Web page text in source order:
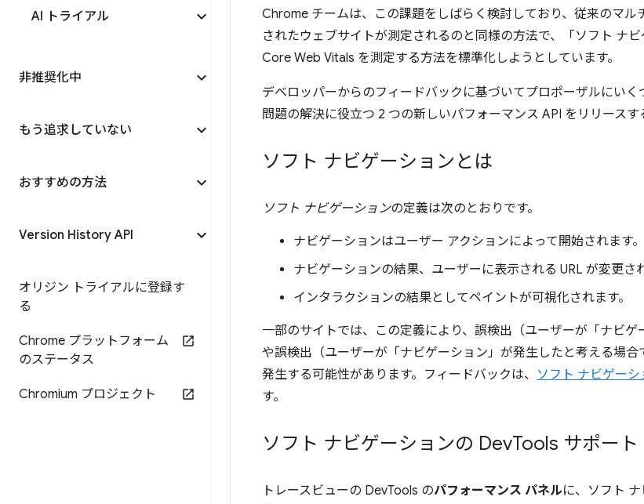
AI トライアル
非推奨化中
もう追求していない
おすすめの方法
Version History API
オリジン トライアルに登録す
る
Chrome プラットフォーム
のステータス
Chromium プロジェクト
Chrome チームは、この課題をしばらく検討しており、従来のマル
されたウェブサイトが測定されるのと同様の方法で、「ソフト ナ
Core Web Vitals を測定する方法を標準化しようとしています。
デベロッパーからのフィードバックに基づいてプロポーザルにい
問題の解決に役立つ 2 つの新しいパフォーマンス API をリリースす
ソフト ナビゲーションとは
ソフト ナビゲーションの定義は次のとおりです。
ナビゲーションはユーザー アクションによって開始されます。
ナビゲーションの結果、ユーザーに表示される URL が変更され
インタラクションの結果としてペイントが可視化されます。
一部のサイトでは、この定義により、誤検出（ユーザーが「ナビゲ
や誤検出（ユーザーが「ナビゲーション」が発生したと考える場
発生する可能性があります。フィードバックは、 ソフト ナビゲー
す。
ソフト ナビゲーションの DevTools サポート
トレースビューの DevTools のパフォーマンス パネルに、ソフト